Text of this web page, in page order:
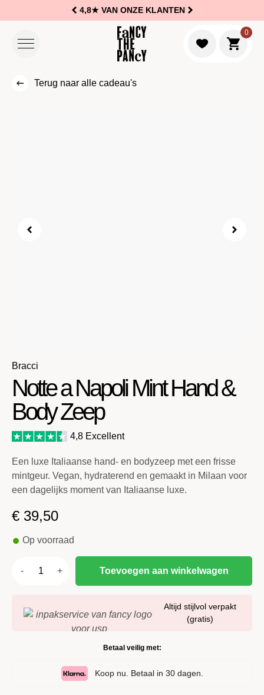
4,8★VAN ONZE KLANTEN
0
Naar
Terug naar alle cadeau's
Bracci
Notte a Napoli Mint Hand &
Body Zeep
4,8 Excellent
Een luxe Italiaanse hand- en bodyzeep met een frisse
mintgeur. Vegan, hydraterend en gemaakt in Milaan voor
een dagelijks moment van Italiaanse luxe.
€ 39,50
Op voorraad
Toevoegen aan winkelwagen
Altijd stijlvol verpakt
(gratis)
Betaal veilig met:
Koop nu. Betaal in 30 dagen.